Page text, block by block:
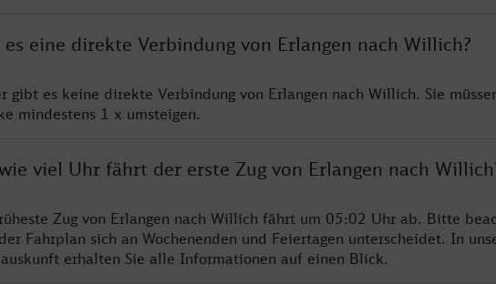
es eine direkte Verbindung von Erlangen nach Willich?
gibt es keine direkte Verbindung von Erlangen nach Willich. Sie
mindestens 1 x umsteigen.
viel Uhr fährt der erste Zug von Erlangen nach
Zug von Erlangen nach Willich fährt um 05:02 Uhr ab. Bitte
Fahrplan sich an Wochenenden und Feiertagen unterscheidet. In
erhalten Sie alle Informationen auf einen Blick.